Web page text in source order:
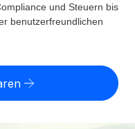
für Niederlassungen
mit Freelancer:innen
von
bei der Einstellung
Bundesstaaten
berechnen
und Steuern bis
benutzerfreundlichen